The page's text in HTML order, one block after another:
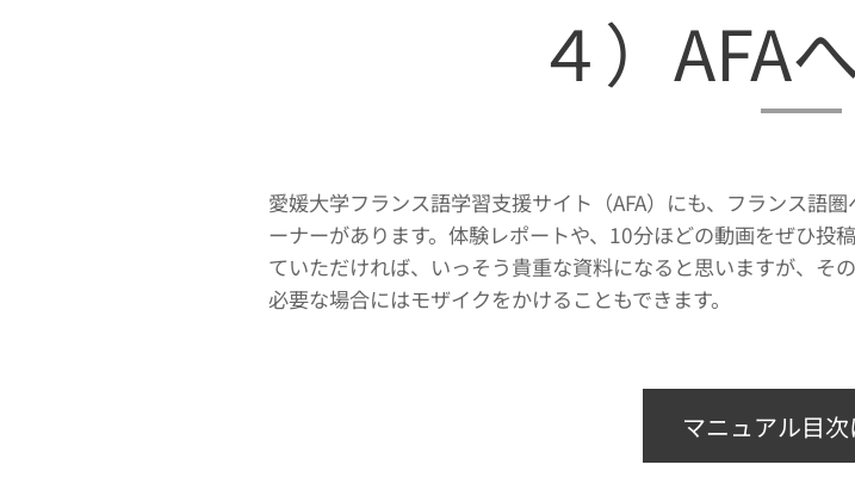
４）AFA
愛媛大学フランス語学習支援サイト（AFA）にも、フランス語
ーナーがあります。体験レポートや、10分ほどの動画をぜひ投
ていただければ、いっそう貴重な資料になると思いますが、そ
必要な場合にはモザイクをかけることもできます。
マニュアル目次